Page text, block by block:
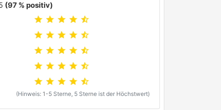
(97 % positiv)
star star star star star_half
star star star star star_half
star star star star star_half
star star star star star_half
star star star star star_half
(Hinweis: 1-5 Sterne, 5 Sterne ist der Höchstwert)